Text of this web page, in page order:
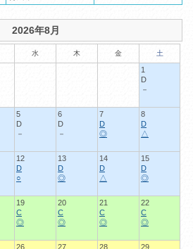
2026年8月
水 木 金 土
1
D
－
5
D
－
6
D
－
7
D
◎
8
D
△
12
D
○
13
D
◎
14
D
△
15
D
◎
19
C
◎
20
C
◎
21
C
◎
22
C
◎
26
27
28
29